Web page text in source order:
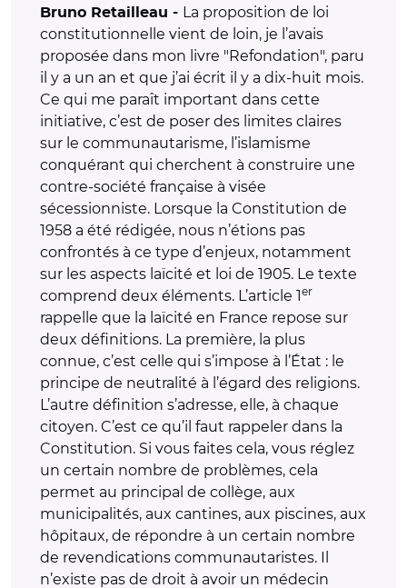
Bruno Retailleau - La proposition de loi
constitutionnelle vient de loin, je l’avais
proposée dans mon livre "Refondation", paru
il y a un an et que j’ai écrit il y a dix-huit mois.
Ce qui me paraît important dans cette
initiative, c’est de poser des limites claires
sur le communautarisme, l’islamisme
conquérant qui cherchent à construire une
contre-société française à visée
sécessionniste. Lorsque la Constitution de
1958 a été rédigée, nous n’étions pas
confrontés à ce type d’enjeux, notamment
sur les aspects laïcité et loi de 1905. Le texte
comprend deux éléments. L’article 1 er
rappelle que la laïcité en France repose sur
deux définitions. La première, la plus
connue, c’est celle qui s’impose à l’État : le
principe de neutralité à l’égard des religions.
L’autre définition s’adresse, elle, à chaque
citoyen. C’est ce qu’il faut rappeler dans la
Constitution. Si vous faites cela, vous réglez
un certain nombre de problèmes, cela
permet au principal de collège, aux
municipalités, aux cantines, aux piscines, aux
hôpitaux, de répondre à un certain nombre
de revendications communautaristes. Il
n’existe pas de droit à avoir un médecin